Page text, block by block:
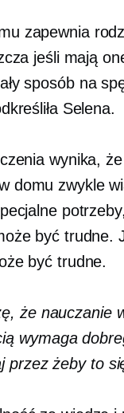
zapewnia
jeśli mają
sposób na
Selena.
wynika,
domu zwykle
być trudne.
być trudne.
że nauczanie
wymaga
przezżeby to